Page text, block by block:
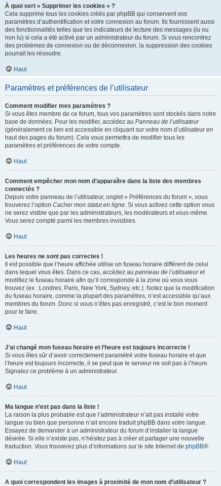
À quoi sert « Supprimer les cookies » ?
Cela supprime tous les cookies créés par phpBB qui conservent vos
paramètres d’authentification et votre connexion au forum. Ils fournissent aussi
des fonctionnalités telles que les indicateurs de lecture des messages (lu ou
non lu) si cela a été activé par un administrateur du forum. Si vous rencontrez
des problèmes de connexion ou de déconnexion, la suppression des cookies
pourrait les résoudre.
Haut
Paramètres et préférences de l’utilisateur
Comment modifier mes paramètres ?
Si vous êtes membre de ce forum, tous vos paramètres sont stockés dans notre
base de données. Pour les modifier, accédez au Panneau de l’utilisateur
(généralement ce lien est accessible en cliquant sur votre nom d’utilisateur en
haut des pages du forum). Cela vous permettra de modifier tous les
paramètres et préférences de votre compte.
Haut
Comment empêcher mon nom d’apparaître dans la liste des membres
connectés ?
Depuis votre panneau de l’utilisateur, onglet « Préférences du forum », vous
trouverez l’option Cacher mon statut en ligne. Si vous activez cette option vous
ne serez visible que par les administrateurs, les modérateurs et vous-même.
Vous serez compté parmi les membres invisibles.
Haut
Les heures ne sont pas correctes !
Il est possible que l’heure affichée utilise un fuseau horaire différent de celui
dans lequel vous êtes. Dans ce cas, accédez au panneau de l’utilisateuret
modifiez le fuseau horaire afin qu’il corresponde à la zone où vous vous
trouvez (ex : Londres, Paris, New York, Sydney, etc.). Notez que la modification
du fuseau horaire, comme la plupart des paramètres, n’est accessible qu’aux
membres du forum. Donc si vous n’êtes pas enregistré, c’est le bon moment
pour le faire.
Haut
J’ai changé mon fuseau horaire et l’heure est toujours incorrecte !
Si vous êtes sûr d’avoir correctement paramétré votre fuseau horaire et que
l’heure est toujours incorrecte, il se peut que le serveur ne soit pas à l’heure.
Signalez ce problème à un administrateur.
Haut
Ma langue n’est pas dans la liste !
La raison la plus probable est que l’administrateur n’ait pas installé votre
langue ou bien que personne n’ait encore traduit phpBB dans votre langue.
Essayez de demander à un administrateur du forum d’installer la langue
désirée. Si elle n’existe pas, n’hésitez pas à créer et partager une nouvelle
traduction. Vous trouverez plus d’informations sur le site Internet de phpBB®.
Haut
A quoi correspondent les images à proximité de mon nom d’utilisateur ?